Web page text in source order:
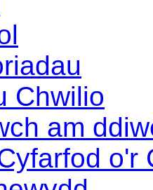
Chwilio
am
o'r